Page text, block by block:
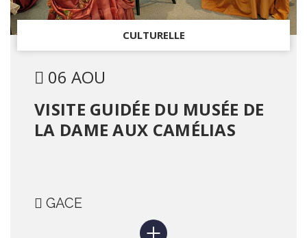
CULTURELLE
06 AOU
VISITE GUIDÉE DU MUSÉE DE
LA DAME AUX CAMÉLIAS
GACE